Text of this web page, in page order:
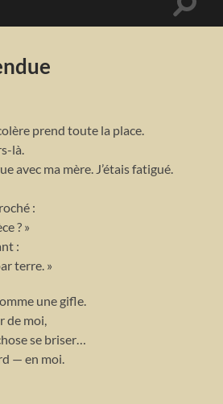
Toggle
prend toute la place.
là.
avec ma mère. J’étais fatigué.
:
? »
:
terre. »
une gifle.
de moi,
se briser…
— en moi.